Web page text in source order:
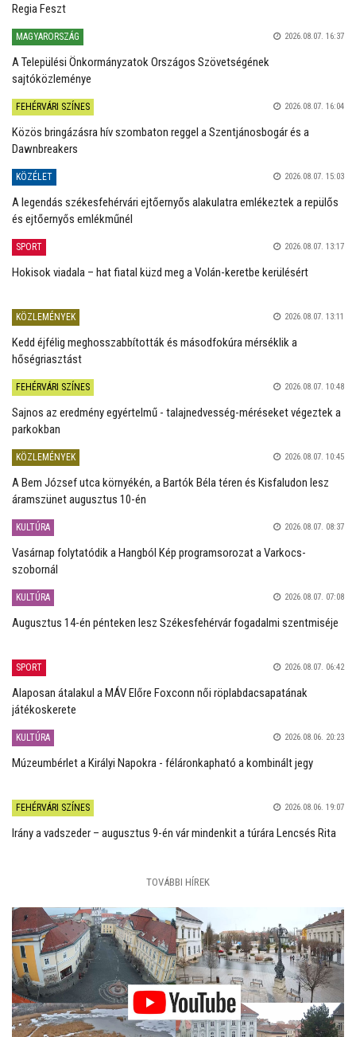
Regia Feszt
MAGYARORSZÁG 2026.08.07. 16:37
A Települési Önkormányzatok Országos Szövetségének
sajtóközleménye
FEHÉRVÁRI SZÍNES 2026.08.07. 16:04
Közös bringázásra hív szombaton reggel a Szentjánosbogár és a
Dawnbreakers
KÖZÉLET 2026.08.07. 15:03
A legendás székesfehérvári ejtőernyős alakulatra emlékeztek a repülős
és ejtőernyős emlékműnél
SPORT 2026.08.07. 13:17
Hokisok viadala – hat fiatal küzd meg a Volán-keretbe kerülésért
KÖZLEMÉNYEK 2026.08.07. 13:11
Kedd éjfélig meghosszabbították és másodfokúra mérséklik a
hőségriasztást
FEHÉRVÁRI SZÍNES 2026.08.07. 10:48
Sajnos az eredmény egyértelmű - talajnedvesség-méréseket végeztek a
parkokban
KÖZLEMÉNYEK 2026.08.07. 10:45
A Bem József utca környékén, a Bartók Béla téren és Kisfaludon lesz
áramszünet augusztus 10-én
KULTÚRA 2026.08.07. 08:37
Vasárnap folytatódik a Hangból Kép programsorozat a Varkocs-
szobornál
KULTÚRA 2026.08.07. 07:08
Augusztus 14-én pénteken lesz Székesfehérvár fogadalmi szentmiséje
SPORT 2026.08.07. 06:42
Alaposan átalakul a MÁV Előre Foxconn női röplabdacsapatának
játékoskerete
KULTÚRA 2026.08.06. 20:23
Múzeumbérlet a Királyi Napokra - féláronkapható a kombinált jegy
FEHÉRVÁRI SZÍNES 2026.08.06. 19:07
Irány a vadszeder – augusztus 9-én vár mindenkit a túrára Lencsés Rita
TOVÁBBI HÍREK